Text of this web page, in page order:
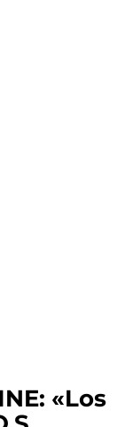
«Los